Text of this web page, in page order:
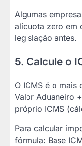
Algumas
alíquota zero em
legislação antes.
5. Calcule o
O ICMS é o mais
Valor Aduaneiro
próprio ICMS
Para calcular
fórmula: Base